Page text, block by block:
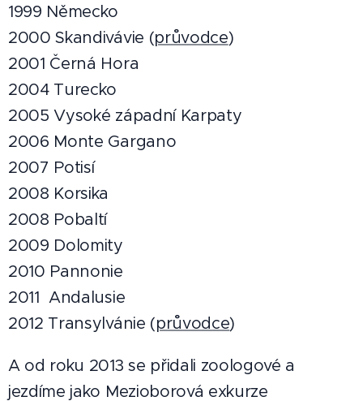
1999 Německo
2000 Skandivávie (průvodce)
2001 Černá Hora
2004 Turecko
2005 Vysoké západní Karpaty
2006 Monte Gargano
2007 Potisí
2008 Korsika
2008 Pobaltí
2009 Dolomity
2010 Pannonie
2011 Andalusie
2012 Transylvánie (průvodce)
A od roku 2013 se přidali zoologové a
jezdíme jako Mezioborová exkurze